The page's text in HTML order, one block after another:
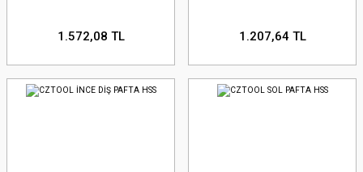
1.572,08 TL 1.207,64 TL